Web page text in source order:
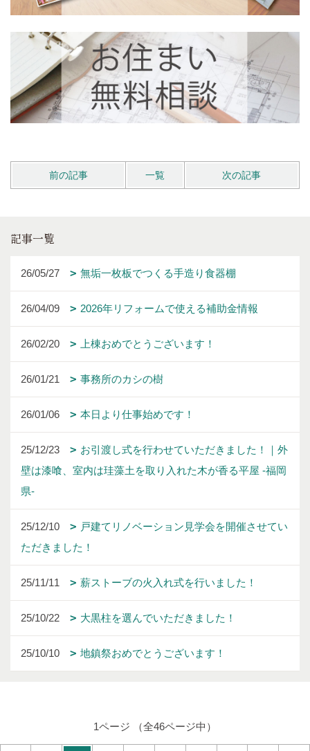
前の記事 一覧 次の記事
記事一覧
26/05/27 無垢一枚板でつくる手造り食器棚
26/04/09 2026年リフォームで使える補助金情報
26/02/20 上棟おめでとうございます！
26/01/21 事務所のカシの樹
26/01/06 本日より仕事始めです！
25/12/23
お引渡し式を行わせていただきました！｜外
壁は漆喰、室内は珪藻土を取り入れた木が香る平屋 -福岡
県-
25/12/10
戸建てリノベーション見学会を開催させてい
ただきました！
25/11/11 薪ストーブの火入れ式を行いました！
25/10/22 大黒柱を選んでいただきました！
25/10/10 地鎮祭おめでとうございます！
1ページ （全46ページ中）